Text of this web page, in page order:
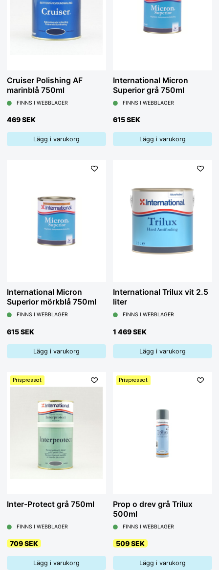
Cruiser Polishing AF
marinblå 750ml
FINNS I WEBBLAGER
469 SEK
Lägg i varukorg
International Micron
Superior grå 750ml
FINNS I WEBBLAGER
615 SEK
Lägg i varukorg
International Micron
Superior mörkblå 750ml
FINNS I WEBBLAGER
615 SEK
Lägg i varukorg
International Trilux vit 2.5
liter
FINNS I WEBBLAGER
1 469 SEK
Lägg i varukorg
Prispressat
Inter-Protect grå 750ml
FINNS I WEBBLAGER
709 SEK
Lägg i varukorg
Prispressat
Prop o drev grå Trilux
500ml
FINNS I WEBBLAGER
509 SEK
Lägg i varukorg